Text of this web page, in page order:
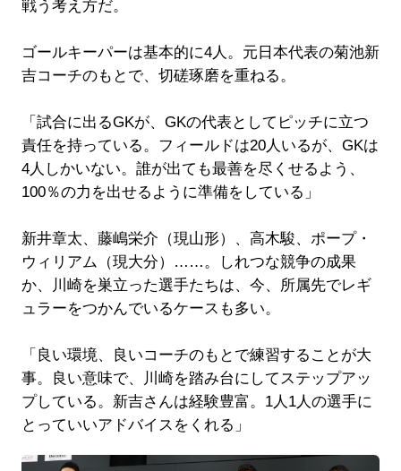
戦う考え方だ。
ゴールキーパーは基本的に4人。元日本代表の菊池新
吉コーチのもとで、切磋琢磨を重ねる。
「試合に出るGKが、GKの代表としてピッチに立つ
責任を持っている。フィールドは20人いるが、GKは
4人しかいない。誰が出ても最善を尽くせるよう、
100％の力を出せるように準備をしている」
新井章太、藤嶋栄介（現山形）、高木駿、ポープ・
ウィリアム（現大分）……。しれつな競争の成果
か、川崎を巣立った選手たちは、今、所属先でレギ
ュラーをつかんでいるケースも多い。
「良い環境、良いコーチのもとで練習することが大
事。良い意味で、川崎を踏み台にしてステップアッ
プしている。新吉さんは経験豊富。1人1人の選手に
とっていいアドバイスをくれる」